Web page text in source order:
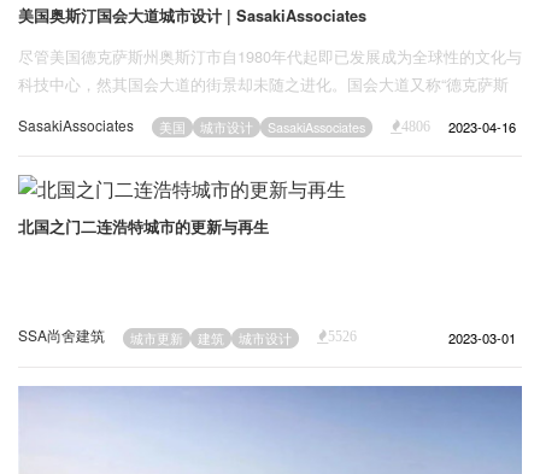
美国奥斯汀国会大道城市设计 | SasakiAssociates
尽管美国德克萨斯州奥斯汀市自1980年代起即已发展成为全球性的文化与
科技中心，然其国会大道的街景却未随之进化。国会大道又称“德克萨斯
大街”，是奥斯汀市最具象征性和活力的街道之一。国会大道串联德克萨
斯州州议会大厦和拉迪伯德湖（Lady Bird Lake），是奥斯汀市中心文
SasakiAssociates 美国 城市设计 SasakiAssociates 4806 2023-04-16
北国之门二连浩特城市的更新与再生
SSA尚舍建筑 城市更新 建筑 城市设计 5526 2023-03-01